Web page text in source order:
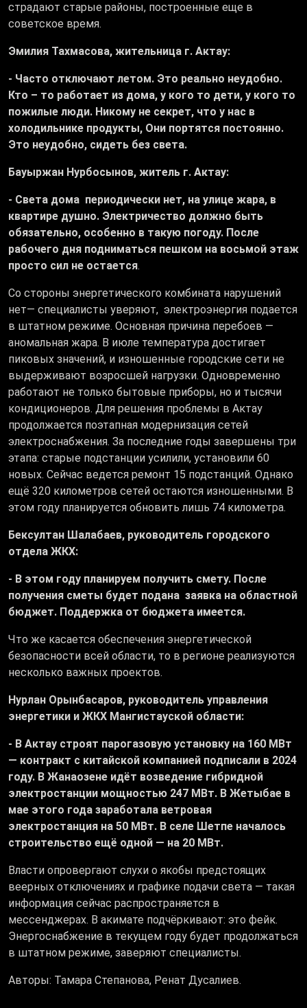
страдают старые районы, построенные еще в
советское время.
Эмилия Тахмасова, жительница г. Актау:
- Часто отключают летом. Это реально неудобно.
Кто – то работает из дома, у кого то дети, у кого то
пожилые люди. Никому не секрет, что у нас в
холодильнике продукты, Они портятся постоянно.
Это неудобно, сидеть без света.
Бауыржан Нурбосынов, житель г. Актау:
- Света дома периодически нет, на улице жара, в
квартире душно. Электричество должно быть
обязательно, особенно в такую погоду. После
рабочего дня подниматься пешком на восьмой этаж
просто сил не остается.
Со стороны энергетического комбината нарушений
нет— специалисты уверяют, электроэнергия подается
в штатном режиме. Основная причина перебоев —
аномальная жара. В июле температура достигает
пиковых значений, и изношенные городские сети не
выдерживают возросшей нагрузки. Одновременно
работают не только бытовые приборы, но и тысячи
кондиционеров. Для решения проблемы в Актау
продолжается поэтапная модернизация сетей
электроснабжения. За последние годы завершены три
этапа: старые подстанции усилили, установили 60
новых. Сейчас ведется ремонт 15 подстанций. Однако
ещё 320 километров сетей остаются изношенными. В
этом году планируется обновить лишь 74 километра.
Бексултан Шалабаев, руководитель городского
отдела ЖКХ:
- В этом году планируем получить смету. После
получения сметы будет подана заявка на областной
бюджет. Поддержка от бюджета имеется.
Что же касается обеспечения энергетической
безопасности всей области, то в регионе реализуются
несколько важных проектов.
Нурлан Орынбасаров, руководитель управления
энергетики и ЖКХ Мангистауской области:
- В Актау строят парогазовую установку на 160 МВт
— контракт с китайской компанией подписали в 2024
году. В Жанаозене идёт возведение гибридной
электростанции мощностью 247 МВт. В Жетыбае в
мае этого года заработала ветровая
электростанция на 50 МВт. В селе Шетпе началось
строительство ещё одной — на 20 МВт.
Власти опровергают слухи о якобы предстоящих
веерных отключениях и графике подачи света — такая
информация сейчас распространяется в
мессенджерах. В акимате подчёркивают: это фейк.
Энергоснабжение в текущем году будет продолжаться
в штатном режиме, заверяют специалисты.
Авторы: Тамара Степанова, Ренат Дусалиев.